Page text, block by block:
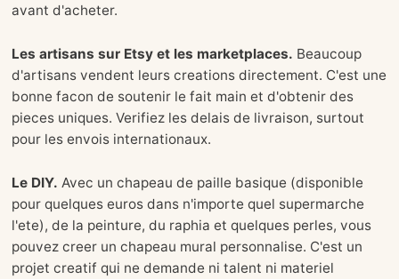
avant d'acheter.
Les artisans sur Etsy et les marketplaces. Beaucoup
d'artisans vendent leurs creations directement. C'est une
bonne facon de soutenir le fait main et d'obtenir des
pieces uniques. Verifiez les delais de livraison, surtout
pour les envois internationaux.
Le DIY. Avec un chapeau de paille basique (disponible
pour quelques euros dans n'importe quel supermarche
l'ete), de la peinture, du raphia et quelques perles, vous
pouvez creer un chapeau mural personnalise. C'est un
projet creatif qui ne demande ni talent ni materiel